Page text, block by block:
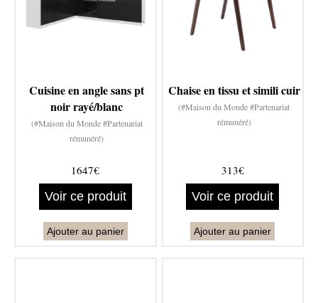
Cuisine en angle sans pt
noir rayé/blanc
(#Maison du Monde #Partenariat
rémunéré)
1647€
Voir ce produit
Ajouter au panier
Chaise en tissu et simili cuir
(#Maison du Monde #Partenariat
rémunéré)
313€
Voir ce produit
Ajouter au panier